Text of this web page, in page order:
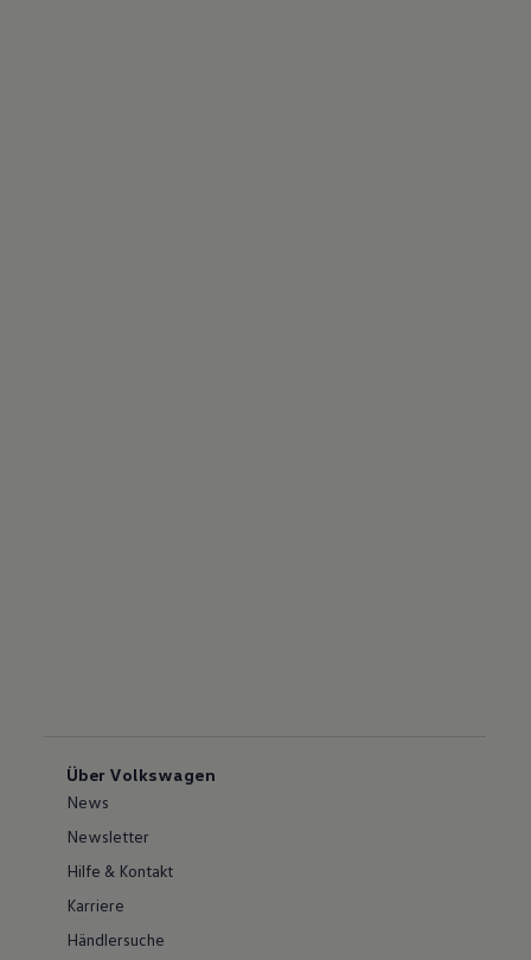
Über Volkswagen
News
Newsletter
Hilfe & Kontakt
Karriere
Händlersuche